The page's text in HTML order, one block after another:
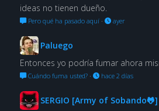
ideas no tienen dueño.
Pero qué ha pasado aquí· ayer
Paluego
Entonces yo podría fumar ahora
Cuándo fuma usted?· hace 2 días
SERGIO [Army of Sobando🐸]